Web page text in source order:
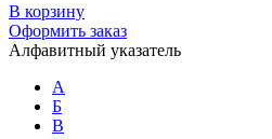
В корзину
Оформить заказ
Алфавитный указатель
А
Б
В